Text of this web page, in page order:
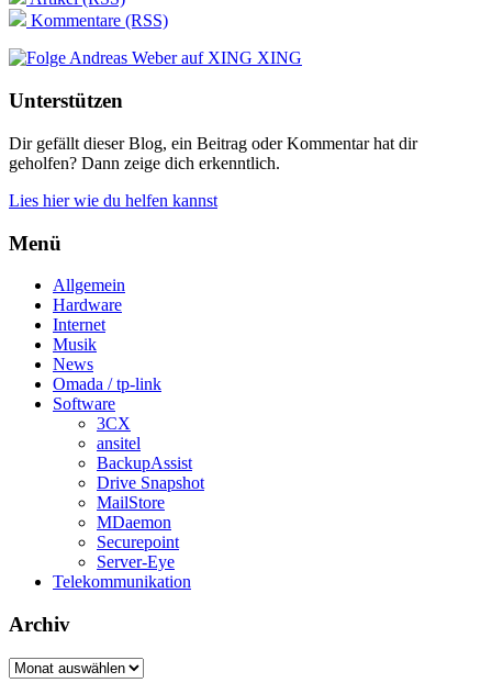
Kommentare (RSS)
XING
Unterstützen
Dir gefällt dieser Blog, ein Beitrag oder Kommentar hat dir
geholfen? Dann zeige dich erkenntlich.
Lies hier wie du helfen kannst
Menü
Allgemein
Hardware
Internet
Musik
News
Omada / tp-link
Software
3CX
ansitel
BackupAssist
Drive Snapshot
MailStore
MDaemon
Securepoint
Server-Eye
Telekommunikation
Archiv
Archiv